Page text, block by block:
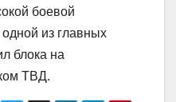
боевой
из главных
блока на
ТВД.